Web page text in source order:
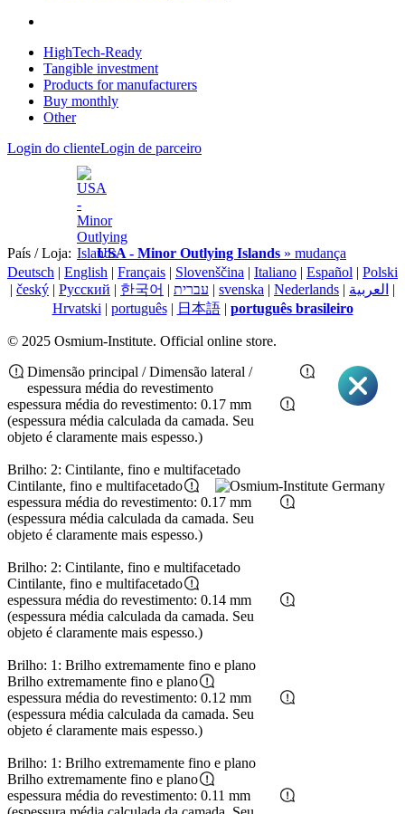
HighTech-Ready
Tangible investment
Products for manufacturers
Buy monthly
Other
Login do clienteLogin de parceiro
País / Loja: USA - Minor Outlying Islands » mudança
Deutsch | English | Français | Slovenščina | Italiano | Español | Polski
| český | Pусский | 한국어 | עברית | svenska | Nederlands | العربية |
Hrvatski | português| 日本語| português brasileiro
© 2025 Osmium-Institute. Official online store.
Dimensão principal / Dimensão lateral /
espessura média do revestimento
espessura média do revestimento: 0.17 mm
(espessura média calculada da camada. Seu
objeto é claramente mais espesso.)
Brilho: 2: Cintilante, fino e multifacetado
Cintilante, fino e multifacetado
espessura média do revestimento: 0.17 mm
(espessura média calculada da camada. Seu
objeto é claramente mais espesso.)
Brilho: 2: Cintilante, fino e multifacetado
Cintilante, fino e multifacetado
espessura média do revestimento: 0.14 mm
(espessura média calculada da camada. Seu
objeto é claramente mais espesso.)
Brilho: 1: Brilho extremamente fino e plano
Brilho extremamente fino e plano
espessura média do revestimento: 0.12 mm
(espessura média calculada da camada. Seu
objeto é claramente mais espesso.)
Brilho: 1: Brilho extremamente fino e plano
Brilho extremamente fino e plano
espessura média do revestimento: 0.11 mm